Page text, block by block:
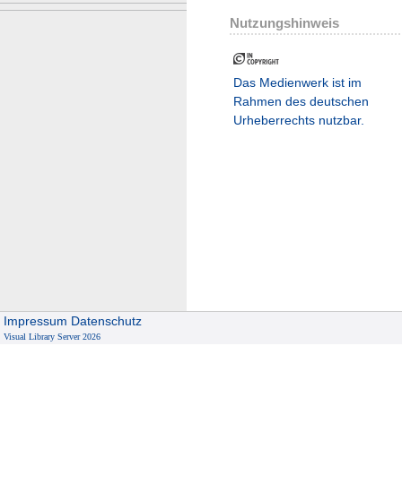
Nutzungshinweis
Das Medienwerk ist im
Rahmen des deutschen
Urheberrechts nutzbar.
Impressum Datenschutz
Visual Library Server 2026